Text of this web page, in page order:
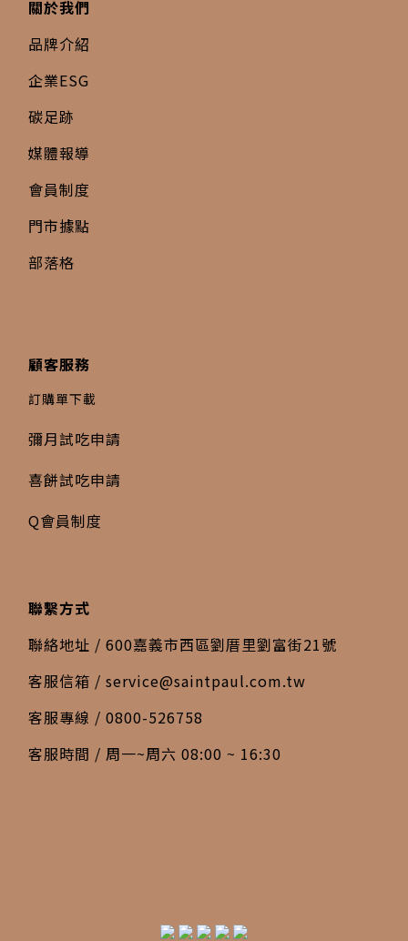
關於我們
品牌介紹
企業ESG
碳足跡
媒體報導
會員制度
門市據點
部落格
顧客服務
訂購單下載
彌月試吃申請
喜餅試吃申請
Q會員制度
聯繫方式
聯絡地址 / 600嘉義市西區劉厝里劉富街21號
客服信箱 / service@saintpaul.com.tw
客服專線 / 0800-526758
客服時間 / 周一~周六 08:00 ~ 16:30